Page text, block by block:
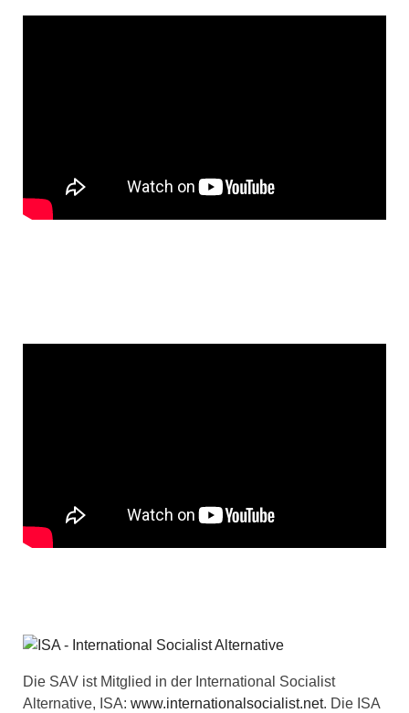
Die SAV ist Mitglied in der International Socialist
Alternative, ISA: www.internationalsocialist.net. Die ISA